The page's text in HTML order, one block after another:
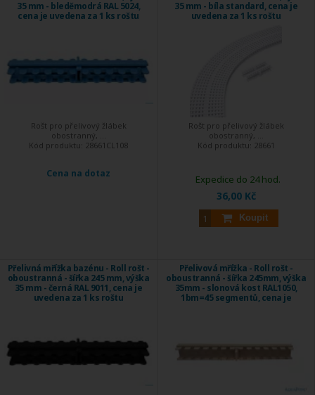
35 mm - bleděmodrá RAL 5024,
cena je uvedena za 1 ks roštu
Rošt pro přelivový žlábek
obostranný, ...
Kód produktu: 28661CL108
Cena na dotaz
35 mm - bíla standard, cena je
uvedena za 1 ks roštu
Rošt pro přelivový žlábek
obostranný, ...
Kód produktu: 28661
36,00 Kč
Koupit
Expedice do 24 hod.
Přelivná mřížka bazénu - Roll rošt -
oboustranná - šířka 245 mm, výška
35 mm - černá RAL 9011, cena je
uvedena za 1 ks roštu
Přelivová mřížka - Roll rošt -
oboustranná - šířka 245mm, výška
35mm - slonová kost RAL1050,
1bm=45 segmentů, cena je